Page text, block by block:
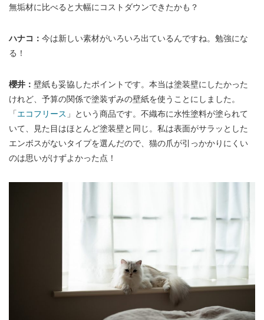
無垢材に比べると大幅にコストダウンできたかも？
ハナコ： 今は新しい素材がいろいろ出ているんですね。勉強にな
る！
櫻井： 壁紙も妥協したポイントです。本当は塗装壁にしたかった
けれど、予算の関係で塗装ずみの壁紙を使うことにしました。
「エコフリース 」という商品です。不織布に水性塗料が塗られて
いて、見た目はほとんど塗装壁と同じ。私は表面がサラッとした
エンボスがないタイプを選んだので、猫の爪が引っかかりにくい
のは思いがけずよかった点！